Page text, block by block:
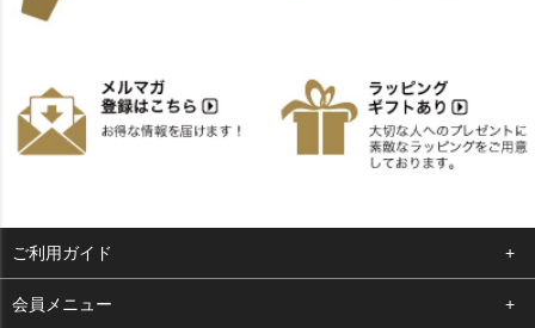
ご利用ガイド
よくある質問
会員メニュー